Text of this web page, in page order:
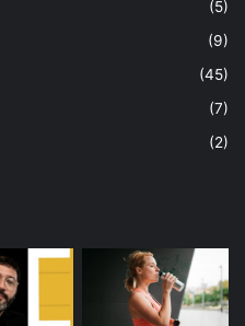
(5)
(9)
(45)
(7)
(2)